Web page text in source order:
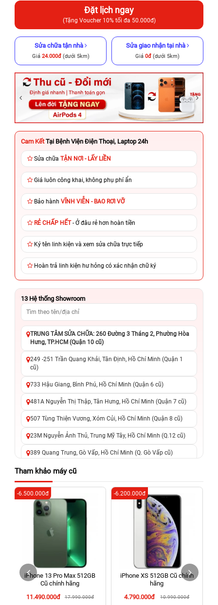
Đặt lịch ngay
(Tặng Voucher 10% tối đa 50.000đ)
Sửa chữa tận nhà
Giá 24.000đ(dưới 5km)
Sửa giao nhận tại nhà
Giá 0đ (dưới 5km)
Cam Kết Tại Bệnh Viện Điện Thoại, Laptop 24h
Sửa chữa TẬN NƠI - LẤY LIỀN
Giá luôn công khai, không phụ phí ẩn
Bảo hành VĨNH VIỄN - BAO RƠI VỠ
RẺ CHẤP HẾT- Ở đâu rẻ hơn hoàn tiền
Ký tên linh kiện và xem sửa chữa trực tiếp
Hoàn trả linh kiện hư hỏng có xác nhận chữ ký
13 Hệ thống Showroom
TRUNG TÂM SỬA CHỮA: 260 Đường 3 Tháng 2, Phường Hòa
Hưng, TP.HCM (Quận 10 cũ)
249 -251 Trần Quang Khải, Tân Định, Hồ Chí Minh (Quận 1
cũ)
733 Hậu Giang, Bình Phú, Hồ Chí Minh (Quận 6 cũ)
481A Nguyễn Thị Thập, Tân Hưng, Hồ Chí Minh (Quận 7 cũ)
507 Tùng Thiện Vương, Xóm Củi, Hồ Chí Minh (Quận 8 cũ)
23M Nguyễn Ảnh Thủ, Trung Mỹ Tây, Hồ Chí Minh (Q.12 cũ)
389 Quang Trung, Gò Vấp, Hồ Chí Minh (Q. Gò Vấp cũ)
625 - 625A Âu Cơ, Tân Phú, Hồ Chí Minh (Quận Tân Phú cũ)
326 Lê Văn Việt, Tăng Nhơn Phú, Hồ Chí Minh (Q.9 TP. Thủ
Đức cũ)
256 Võ Văn Ngân, Thủ Đức, Hồ Chí Minh (Bình Thọ, TP. Thủ
70 Nguyễn An Ninh, Dĩ An, Hồ Chí Minh (Bình Dương Cũ)
24h Vũng Tàu: 162A Ba Cu, Vũng Tàu, Hồ Chí Minh (TP. Vũng
Tàu cũ)
198 Hoàng Văn Thụ, Tân Sơn Nhất, Hồ Chí Minh (Tân Bình
Tham khảo máy cũ
iPhone 13 Pro Max 512GB
Cũ chính hãng
11.490.000đ
17.990.000đ
-6.500.000đ
iPhone XS 512GB Cũ chính
hãng
4.790.000đ
10.990.000đ
-6.200.000đ